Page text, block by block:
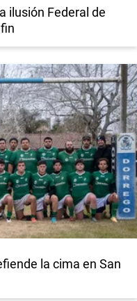
ilusión Federal de
la cima en San